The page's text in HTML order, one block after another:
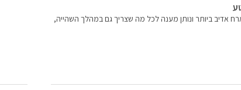
אדיב ביותר ונותן מענה לכל מה שצריך גם במהלך השהייה,